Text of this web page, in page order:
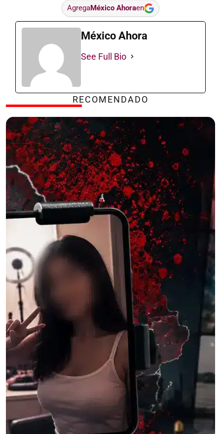
AgregaMéxico Ahoraen
México Ahora
See Full Bio
RECOMENDADO